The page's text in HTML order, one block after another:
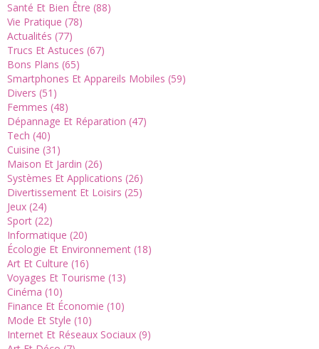
Santé Et Bien Être (88)
Vie Pratique (78)
Actualités (77)
Trucs Et Astuces (67)
Bons Plans (65)
Smartphones Et Appareils Mobiles (59)
Divers (51)
Femmes (48)
Dépannage Et Réparation (47)
Tech (40)
Cuisine (31)
Maison Et Jardin (26)
Systèmes Et Applications (26)
Divertissement Et Loisirs (25)
Jeux (24)
Sport (22)
Informatique (20)
Écologie Et Environnement (18)
Art Et Culture (16)
Voyages Et Tourisme (13)
Cinéma (10)
Finance Et Économie (10)
Mode Et Style (10)
Internet Et Réseaux Sociaux (9)